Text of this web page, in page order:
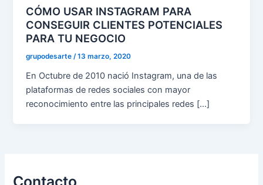
CÓMO USAR INSTAGRAM PARA
CONSEGUIR CLIENTES POTENCIALES
PARA TU NEGOCIO
grupodesarte/13 marzo, 2020
En Octubre de 2010 nació Instagram, una de las
plataformas de redes sociales con mayor
reconocimiento entre las principales redes […]
Contacto